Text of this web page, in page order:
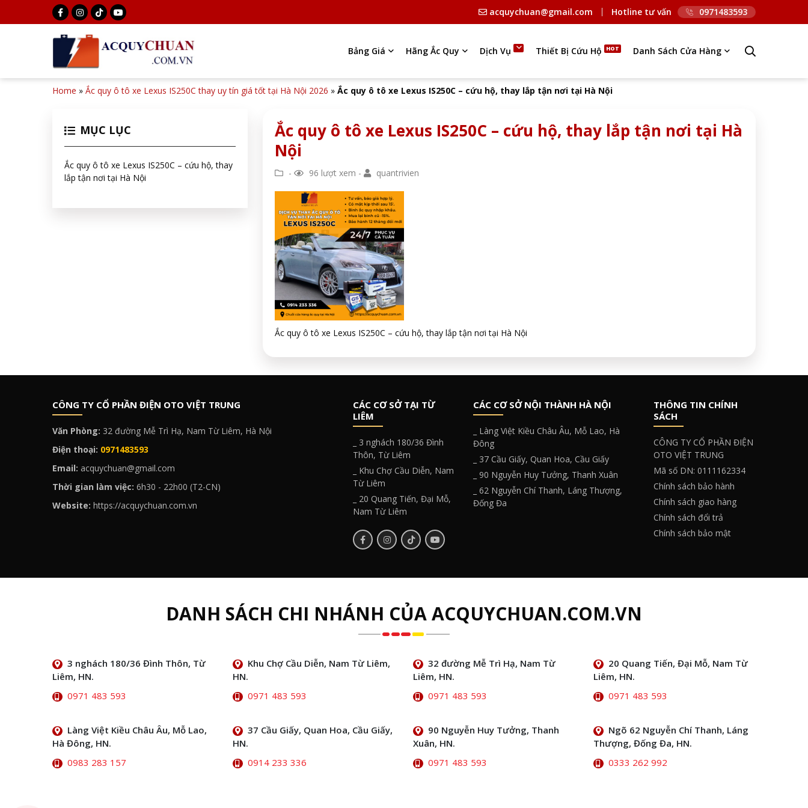
acquychuan@gmail.com Hotline tư vấn 0971483593
Bảng Giá Hãng Ắc Quy Dịch Vụ Thiết Bị Cứu Hộ Danh Sách Cửa Hàng
Home » Ắc quy ô tô xe Lexus IS250C thay uy tín giá tốt tại Hà Nội 2026 » Ắc quy ô tô xe Lexus IS250C – cứu hộ, thay lắp tận nơi tại Hà Nội
MỤC LỤC
Ắc quy ô tô xe Lexus IS250C – cứu hộ, thay
lắp tận nơi tại Hà Nội
Ắc quy ô tô xe Lexus IS250C – cứu hộ, thay lắp tận nơi tại Hà
Nội
- 96 lượt xem - quantrivien
Ắc quy ô tô xe Lexus IS250C – cứu hộ, thay lắp tận nơi tại Hà Nội
CÔNG TY CỔ PHẦN ĐIỆN OTO VIỆT TRUNG
Văn Phòng: 32 đường Mễ Trì Hạ, Nam Từ Liêm, Hà Nội
Điện thoại: 0971483593
Email: acquychuan@gmail.com
Thời gian làm việc: 6h30 - 22h00 (T2-CN)
Website: https://acquychuan.com.vn
CÁC CƠ SỞ TẠI TỪ
LIÊM
_ 3 nghách 180/36 Đình
Thôn, Từ Liêm
_ Khu Chợ Cầu Diễn, Nam
Từ Liêm
_ 20 Quang Tiến, Đại Mỗ,
Nam Từ Liêm
CÁC CƠ SỞ NỘI THÀNH HÀ NỘI
_ Làng Việt Kiều Châu Âu, Mỗ Lao, Hà
Đông
_ 37 Cầu Giấy, Quan Hoa, Cầu Giấy
_ 90 Nguyễn Huy Tưởng, Thanh Xuân
_ 62 Nguyễn Chí Thanh, Láng Thượng,
Đống Đa
THÔNG TIN CHÍNH
SÁCH
CÔNG TY CỔ PHẦN ĐIỆN
OTO VIỆT TRUNG
Mã số DN: 0111162334
Chính sách bảo hành
Chính sách giao hàng
Chính sách đổi trả
Chính sách bảo mật
DANH SÁCH CHI NHÁNH CỦA ACQUYCHUAN.COM.VN
3 nghách 180/36 Đình Thôn, Từ
Liêm, HN.
0971 483 593
Khu Chợ Cầu Diễn, Nam Từ Liêm,
HN.
0971 483 593
32 đường Mễ Trì Hạ, Nam Từ
Liêm, HN.
0971 483 593
20 Quang Tiến, Đại Mỗ, Nam Từ
Liêm, HN.
0971 483 593
Làng Việt Kiều Châu Âu, Mỗ Lao,
Hà Đông, HN.
0983 283 157
37 Cầu Giấy, Quan Hoa, Cầu Giấy,
HN.
0914 233 336
90 Nguyễn Huy Tưởng, Thanh
Xuân, HN.
0971 483 593
Ngõ 62 Nguyễn Chí Thanh, Láng
Thượng, Đống Đa, HN.
0333 262 992